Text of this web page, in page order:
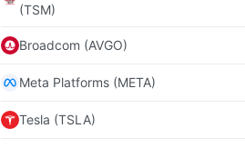
(TSM)
Broadcom (AVGO)
Meta Platforms (META)
Tesla (TSLA)